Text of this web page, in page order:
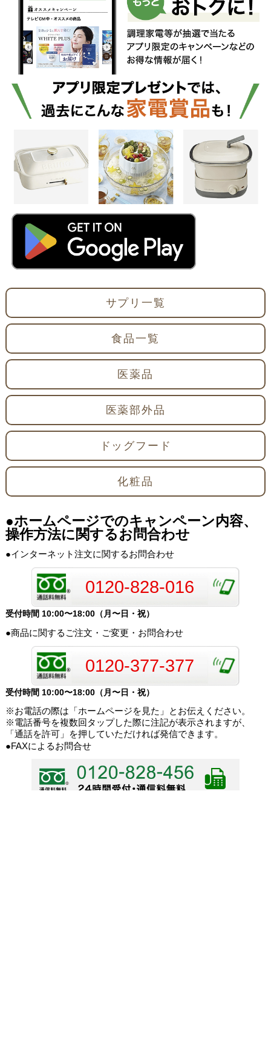
サプリ一覧
食品一覧
医薬品
医薬部外品
ドッグフード
化粧品
●ホームページでのキャンペーン内容、
操作方法に関するお問合わせ
●インターネット注文に関するお問合わせ
0120-828-016
受付時間 10:00〜18:00（月〜日・祝）
●商品に関するご注文・ご変更・お問合わせ
0120-377-377
受付時間 10:00〜18:00（月〜日・祝）
※お電話の際は「ホームページを見た」とお伝えください。
※電話番号を複数回タップした際に注記が表示されますが、
「通話を許可」を押していただければ発信できます。
●FAXによるお問合せ